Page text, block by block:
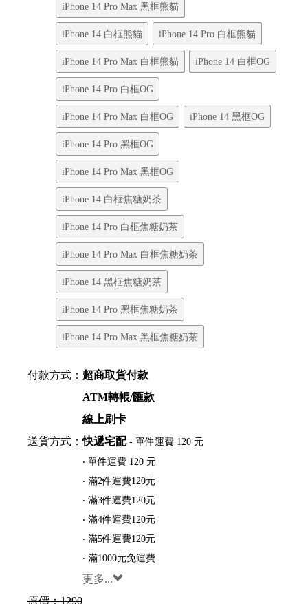
iPhone 14 Pro Max 黑框熊貓
iPhone 14 白框熊貓 iPhone 14 Pro 白框熊貓
iPhone 14 Pro Max 白框熊貓 iPhone 14 白框OG
iPhone 14 Pro 白框OG
iPhone 14 Pro Max 白框OG iPhone 14 黑框OG
iPhone 14 Pro 黑框OG
iPhone 14 Pro Max 黑框OG
iPhone 14 白框焦糖奶茶
iPhone 14 Pro 白框焦糖奶茶
iPhone 14 Pro Max 白框焦糖奶茶
iPhone 14 黑框焦糖奶茶
iPhone 14 Pro 黑框焦糖奶茶
iPhone 14 Pro Max 黑框焦糖奶茶
付款方式： 超商取貨付款
ATM轉帳/匯款
線上刷卡
送貨方式：快遞宅配- 單件運費 120 元
‧ 單件運費 120 元
‧ 滿2件運費120元
‧ 滿3件運費120元
‧ 滿4件運費120元
‧ 滿5件運費120元
‧ 滿1000元免運費
更多...
原價：1290